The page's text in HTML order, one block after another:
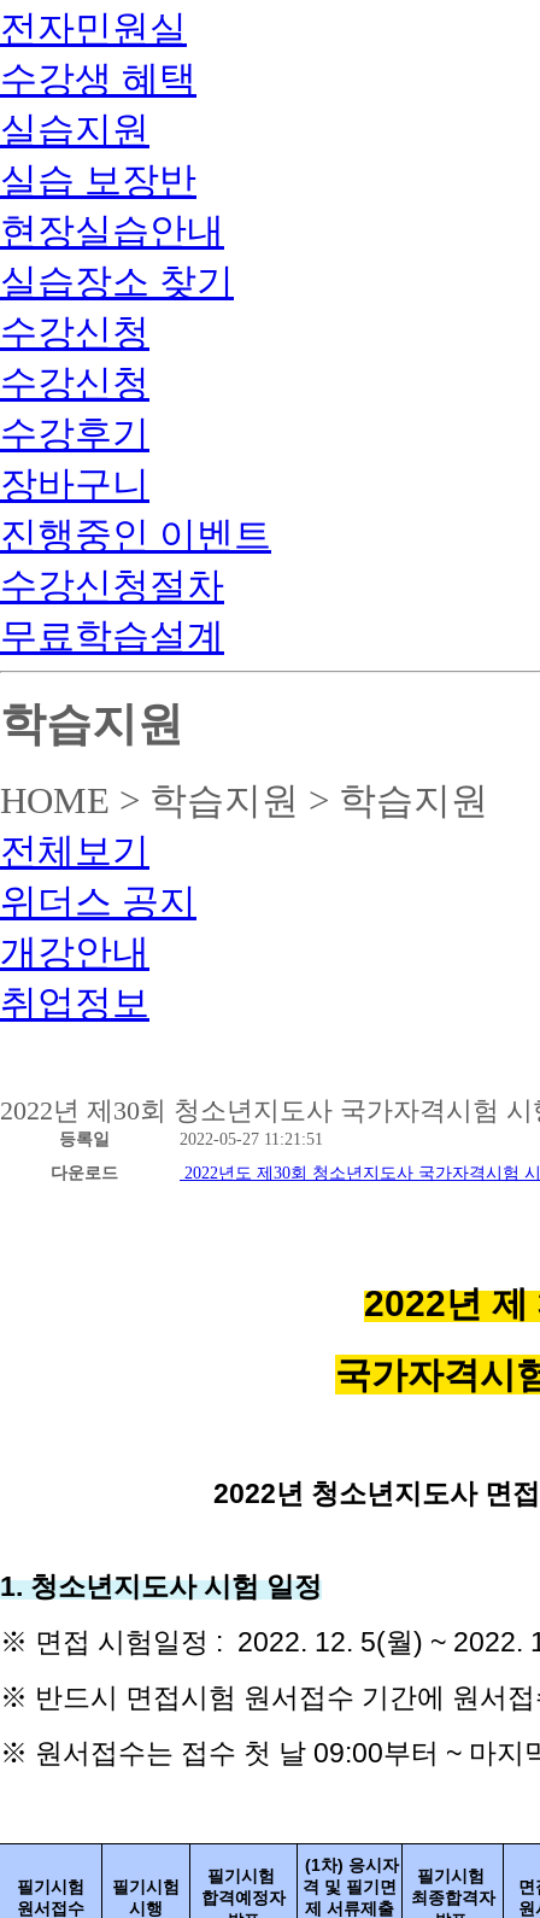
전자민원실
수강생 혜택
실습지원
실습 보장반
현장실습안내
실습장소 찾기
수강신청
수강신청
수강후기
장바구니
진행중인 이벤트
수강신청절차
무료학습설계
학습지원
HOME > 학습지원 > 학습지원
전체보기
위더스 공지
개강안내
취업정보
2022년 제30회 청소년지도사 국가자격시험
등록일
2022-05-27 11:21:51
다운로드
2022년도 제30회 청소년지도사 국가자격시험
2022년 제
국가자격시
2022년 청소년지도사 면
1. 청소년지도사 시험 일정
※ 면접 시험일정 : 2022. 12. 5(월) ~ 2022.
※ 반드시 면접시험 원서접수 기간에 원서
※ 원서접수는 접수 첫 날 09:00부터 ~ 마지
필기시험
원서접수
필기시험
시행
필기시험
합격예정자
(1차) 응시자
격 및 필기면
제 서류제출
필기시험
최종합격자
면
원